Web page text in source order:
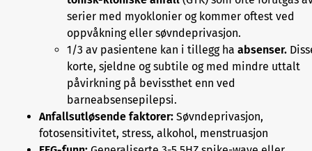
serier med myoklonier og kommer oftest ved
oppvåkning eller søvndeprivasjon.
1/3 av pasientene kan i tillegg ha absenser.
korte, sjeldne og subtile og med mindre uttalt
påvirkning på bevissthet enn ved
barneabsensepilepsi.
Anfallsutløsende faktorer: Søvndeprivasjon,
fotosensitivitet, stress, alkohol, menstruasjon